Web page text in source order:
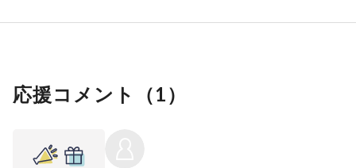
応援コメント（1）